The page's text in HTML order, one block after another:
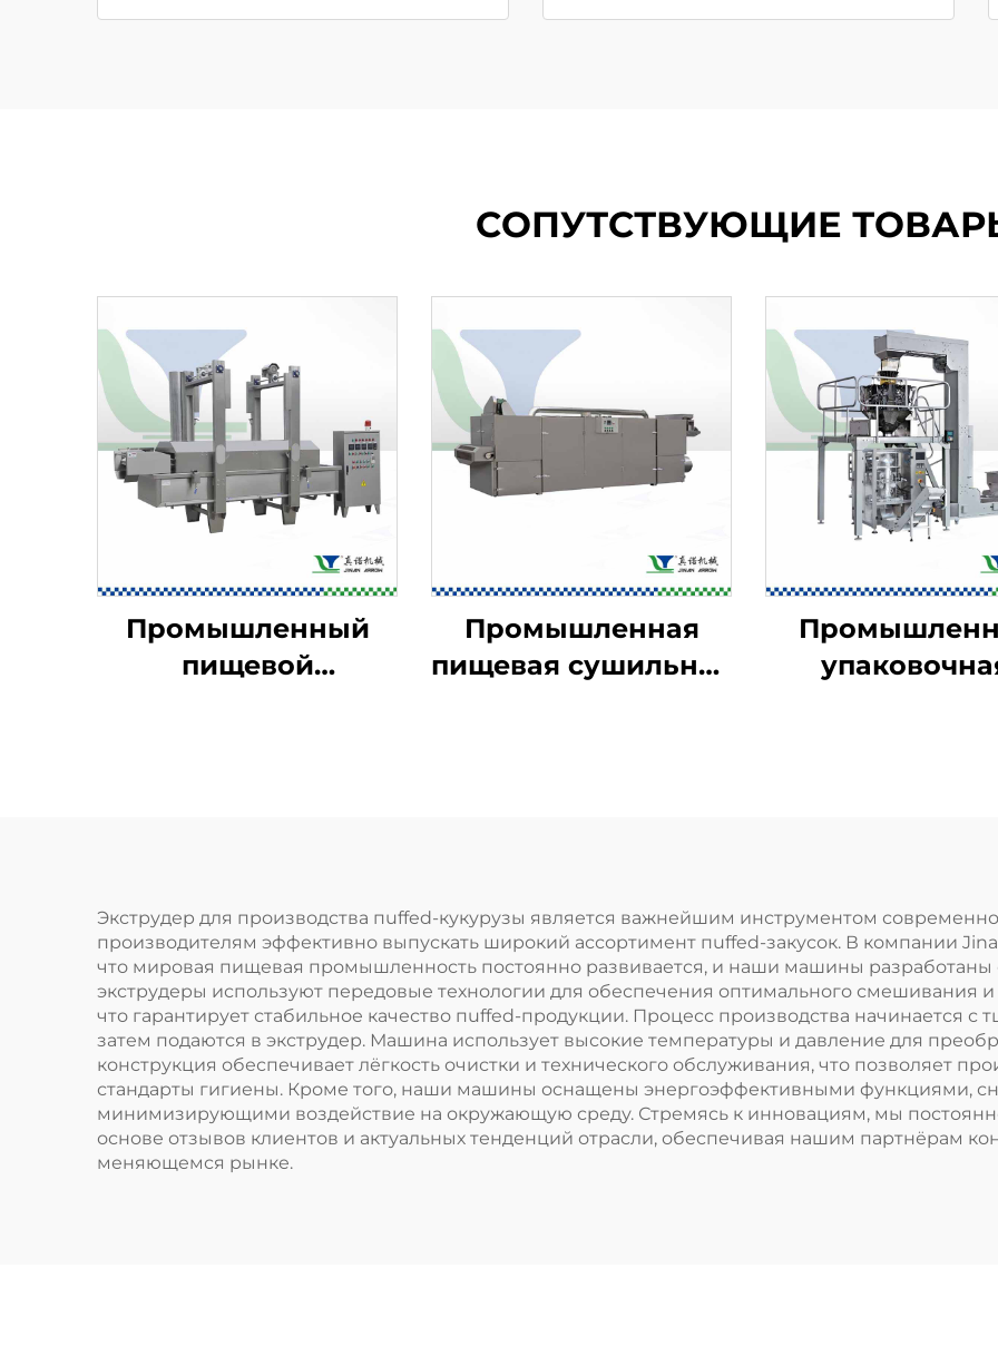
СОПУТСТВУЮЩИЕ
Промышленный
пищевой
Промышленная
пищевая сушильная
Экструдер для производства пuffed-кукурузы является важнейшим инструментом
производителям эффективно выпускать широкий ассортимент пuffed-закусок. В компании
что мировая пищевая промышленность постоянно развивается, и наши машины
экструдеры используют передовые технологии для обеспечения оптимального смешивания
что гарантирует стабильное качество пuffed-продукции. Процесс производства начинается с
затем подаются в экструдер. Машина использует высокие температуры и давление для
конструкция обеспечивает лёгкость очистки и технического обслуживания, что позволяет
стандарты гигиены. Кроме того, наши машины оснащены энергоэффективными функциями,
минимизирующими воздействие на окружающую среду. Стремясь к инновациям, мы
основе отзывов клиентов и актуальных тенденций отрасли, обеспечивая нашим партнёрам
меняющемся рынке.